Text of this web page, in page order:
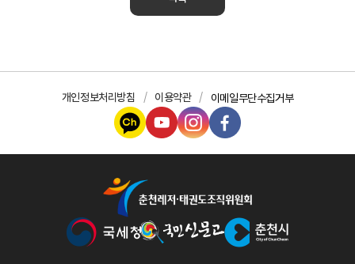
개인정보처리방침 이용약관 이메일무단수집거부